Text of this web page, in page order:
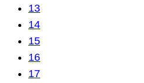
13
14
15
16
17